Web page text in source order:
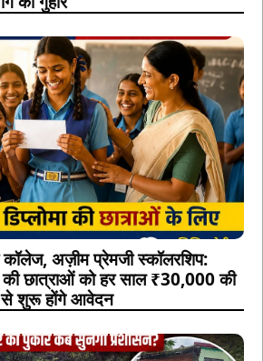
अज़ीम प्रेमजी स्कॉलरशिप:
की छात्राओं को हर साल ₹30,000 की
शुरू होंगे आवेदन